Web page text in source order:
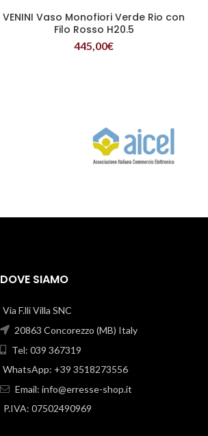
LEGGI TUTTO
VENINI Vaso Monofiori Verde Rio con
Filo Rosso H20.5
445,00€
DOVE SIAMO
Via F.lli Villa SNC
20863 Concorezzo (MB) Italy
Tel: 039 367319
WhatsApp: +39 3518273556
Email: info@erresse-shop.it
P.IVA: 07502490969